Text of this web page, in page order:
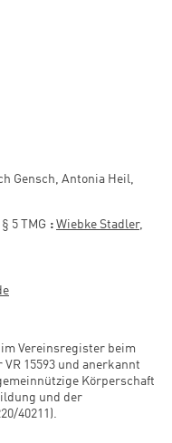
Gensch, Antonia Heil,
5 TMG : Wiebke Stadler,
Vereinsregister beim
15593 und anerkannt
Körperschaft
und der
40211).